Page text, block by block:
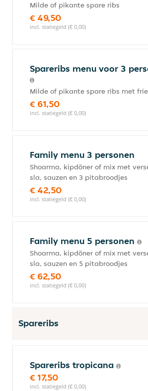
Milde of pikante spare ribs
€ 49,50
incl. statiegeld (€ 0,00)
Spareribs menu voor 3
Milde of pikante spare ribs met
€ 61,50
incl. statiegeld (€ 0,00)
Family menu 3 personen
Shoarma, kipdöner of mix met
sla, sauzen en 3 pitabroodjes
€ 42,50
incl. statiegeld (€ 0,00)
Family menu 5 personen
Shoarma, kipdöner of mix met
sla, sauzen en 5 pitabroodjes
€ 62,50
incl. statiegeld (€ 0,00)
Spareribs
Spareribs tropicana
€ 17,50
incl. statiegeld (€ 0,00)